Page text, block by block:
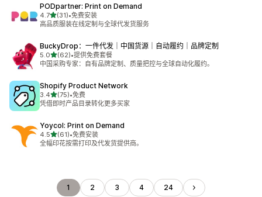
PODpartner: Print on Demand
4.7星（满分 5 星）
(31)
总共 31 条评论
•免费安装
高品质服装在线定制与全球代发货服务
BuckyDrop：一件代发｜中国货源｜自动履约｜品牌定制
5.0星（满分 5 星）
(62)
总共 62 条评论
•提供免费套餐
中国采购专家：自有品牌定制、质量把控与全球自动化履约。
Shopify Product Network
3.4星（满分 5 星）
(75)
总共 75 条评论
•免费
凭借即时产品目录转化更多买家
Yoycol: Print on Demand
4.5星（满分 5 星）
(61)
总共 61 条评论
•免费安装
全幅印花按需打印及代发货提供商。
1 2 3 4 24